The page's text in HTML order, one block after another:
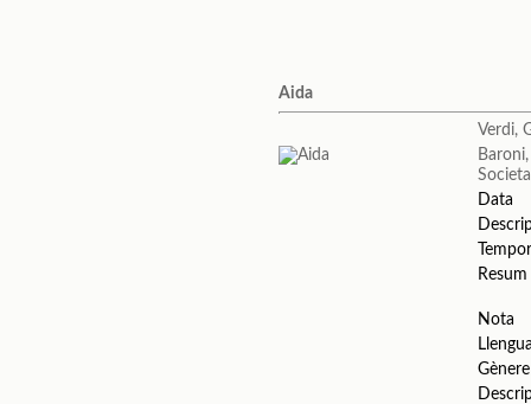
Aida
Verdi,
Data
Resum
Nota
Gènere